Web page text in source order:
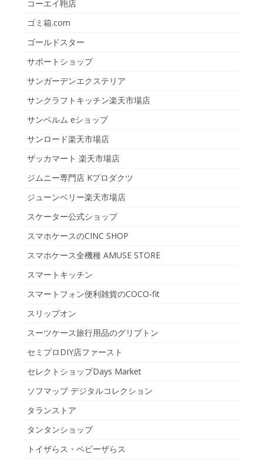
コーエイ鞄店
ゴミ箱.com
ゴールドスター
サポートショップ
サンガーデンエクステリア
サンクラフトキッチン楽天市場店
サンベルム eショップ
サンロード楽天市場店
ザッカマート 楽天市場店
ジムニー専門店 Kプロダクツ
ジューンベリー楽天市場店
スケーター公式ショップ
スマホケースのCINC SHOP
スマホケース全機種 AMUSE STORE
スマートキッチン
スマートフォン便利雑貨のCOCO-fit
スリップオン
スーツケース旅行用品のグリプトン
セミプロDIY店ファースト
セレクトショップDays Market
ソフマップ デジタルコレクション
タランストア
タンタンショップ
トイザらス・ベビーザらス